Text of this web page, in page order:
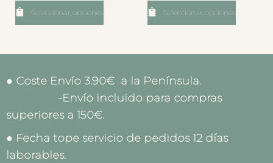
Seleccionar opciones Seleccionar opciones
● Coste Envío 3.90€ a la Península.
-Envío incluido para compras
superiores a 150€.
● Fecha tope servicio de pedidos 12 días
laborables.